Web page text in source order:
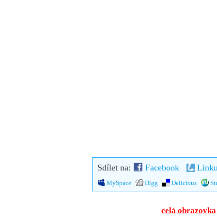
Sdílet na: Facebook
MySpace Digg Delicious
celá obrazovka